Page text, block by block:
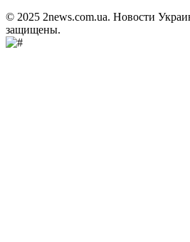
© 2025 2news.com.ua. Новости
защищены.